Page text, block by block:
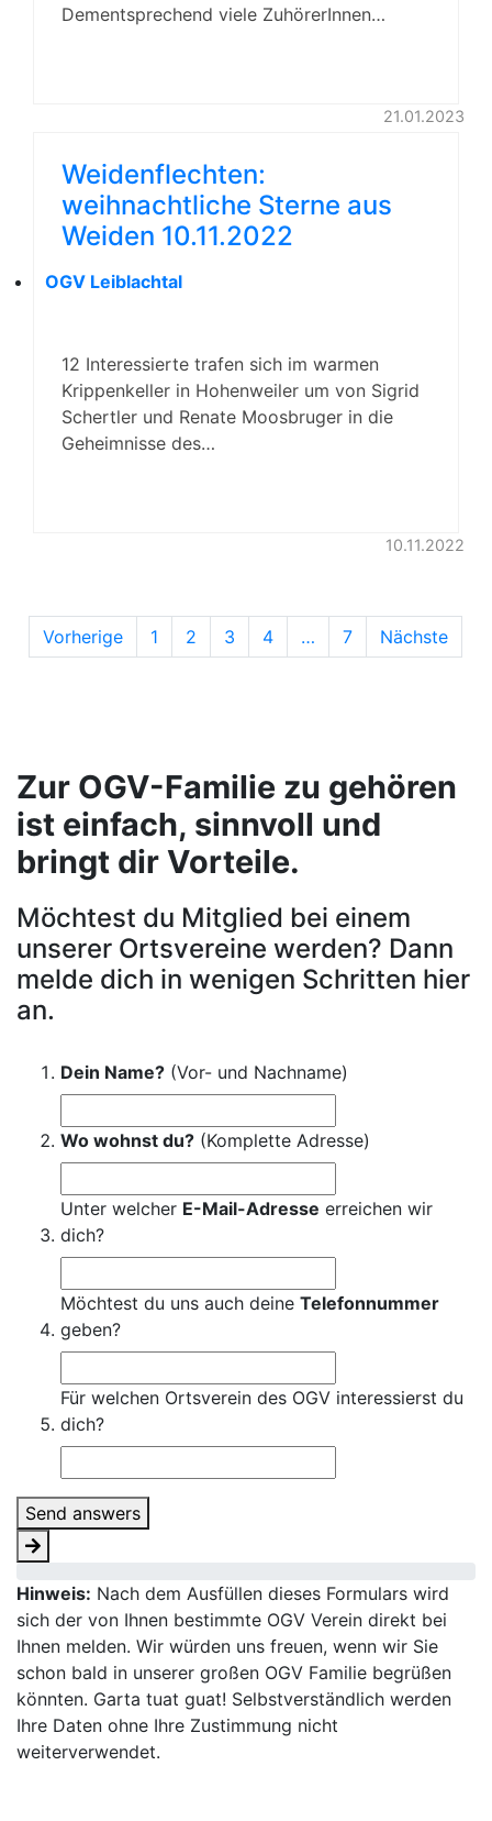
Dementsprechend viele ZuhörerInnen…
21.01.2023
Weidenflechten:
weihnachtliche Sterne aus
Weiden 10.11.2022
OGV Leiblachtal
12 Interessierte trafen sich im warmen
Krippenkeller in Hohenweiler um von Sigrid
Schertler und Renate Moosbruger in die
Geheimnisse des…
10.11.2022
Vorherige 1 2 3 4 … 7 Nächste
Zur OGV-Familie zu gehören
ist einfach, sinnvoll und
bringt dir Vorteile.
Möchtest du Mitglied bei einem
unserer Ortsvereine werden? Dann
melde dich in wenigen Schritten hier
an.
Dein Name? (Vor- und Nachname)
Wo wohnst du? (Komplette Adresse)
Unter welcher E-Mail-Adresse erreichen wir
dich?
Möchtest du uns auch deine Telefonnummer
geben?
Für welchen Ortsverein des OGV interessierst du
dich?
Send answers
Hinweis: Nach dem Ausfüllen dieses Formulars wird
sich der von Ihnen bestimmte OGV Verein direkt bei
Ihnen melden. Wir würden uns freuen, wenn wir Sie
schon bald in unserer großen OGV Familie begrüßen
könnten. Garta tuat guat! Selbstverständlich werden
Ihre Daten ohne Ihre Zustimmung nicht
weiterverwendet.